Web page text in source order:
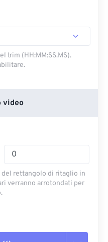
trim (HH:MM:SS.MS).
video
del rettangolo di ritaglio in
verranno arrotondati per